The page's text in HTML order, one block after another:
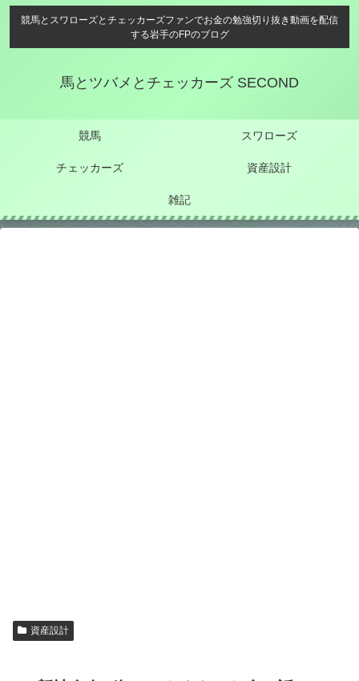
競馬とスワローズとチェッカーズファンでお金の勉強切り抜き動画を配信
する岩手のFPのブログ
馬とツバメとチェッカーズ SECOND
競馬 スワローズ
チェッカーズ 資産設計
雑記
資産設計